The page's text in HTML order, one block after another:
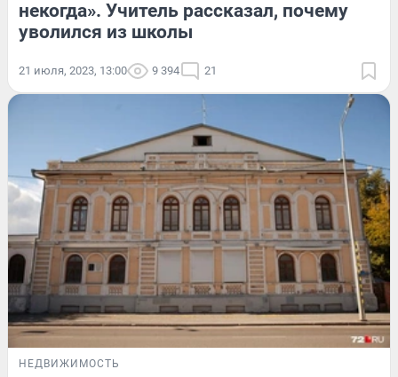
некогда». Учитель рассказал, почему
уволился из школы
21 июля, 2023, 13:00 9 394 21
НЕДВИЖИМОСТЬ